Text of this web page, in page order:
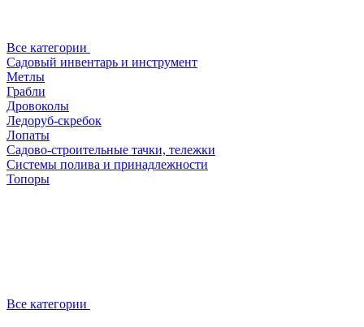
Все категории
Садовый инвентарь и инструмент
Метлы
Грабли
Дровоколы
Ледоруб-скребок
Лопаты
Садово-строительные тачки, тележки
Системы полива и принадлежности
Топоры
Все категории